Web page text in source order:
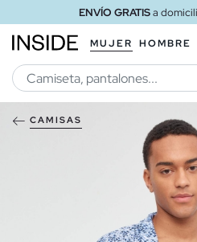
ENVÍO GRATISa
MUJER HOMBRE
CAMISAS